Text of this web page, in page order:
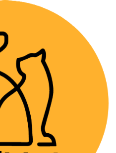
compras sobre
Coquimbo hasta Los
1.81 kg